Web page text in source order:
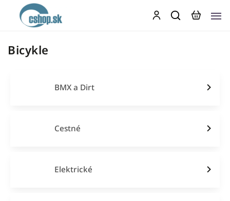
Bicykle
BMX a Dirt
Cestné
Elektrické